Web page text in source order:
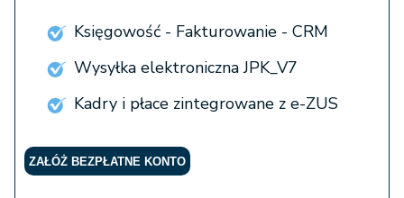
Księgowość - Fakturowanie - CRM
Wysyłka elektroniczna JPK_V7
Kadry i płace zintegrowane z e-ZUS
ZAŁÓŻ BEZPŁATNE KONTO